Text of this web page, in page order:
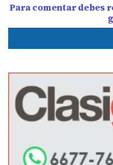
Para comentar debes